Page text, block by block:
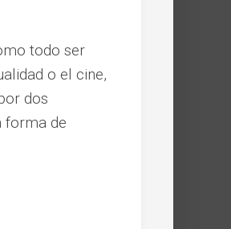
todo ser
o el cine,
dos
forma de